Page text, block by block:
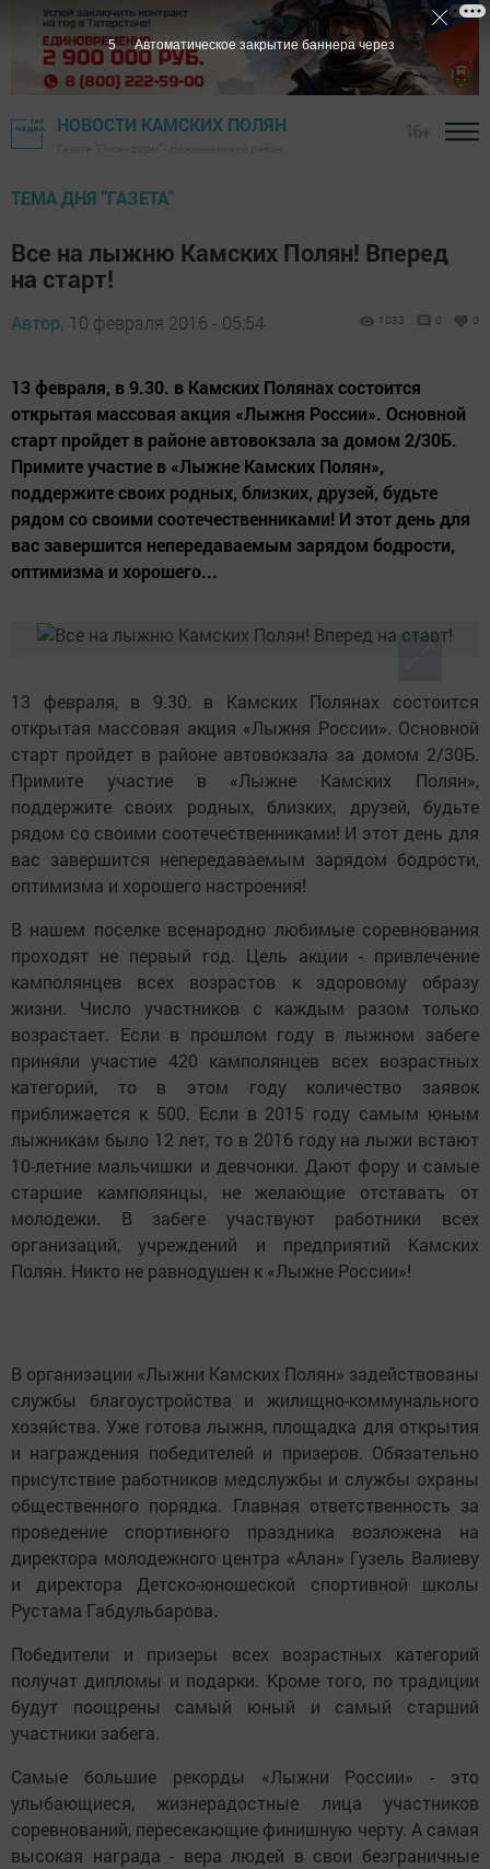
НОВОСТИ КАМСКИХ ПОЛЯН
ТЕМА ДНЯ "ГАЗЕТА"
Все на лыжню Камских Полян! Вперед
на старт!
Автор, 10 февраля 2016 - 05:54 1033 0 0
13 февраля, в 9.30. в Камских Полянах состоится
открытая массовая акция «Лыжня России». Основной
старт пройдет в районе автовокзала за домом 2/30Б.
Примите участие в «Лыжне Камских Полян»,
поддержите своих родных, близких, друзей, будьте
рядом со своими соотечественниками! И этот день для
вас завершится непередаваемым зарядом бодрости,
оптимизма и хорошего...
13 февраля, в 9.30. в Камских Полянах состоится
открытая массовая акция «Лыжня России». Основной
старт пройдет в районе автовокзала за домом 2/30Б.
Примите участие в «Лыжне Камских Полян»,
поддержите своих родных, близких, друзей, будьте
рядом со своими соотечественниками! И этот день для
вас завершится непередаваемым зарядом бодрости,
оптимизма и хорошего настроения!
В нашем поселке всенародно любимые соревнования
проходят не первый год. Цель акции - привлечение
камполянцев всех возрастов к здоровому образу
жизни. Число участников с каждым разом только
возрастает. Если в прошлом году в лыжном забеге
приняли участие 420 камполянцев всех возрастных
категорий, то в этом году количество заявок
приближается к 500. Если в 2015 году самым юным
лыжникам было 12 лет, то в 2016 году на лыжи встают
10-летние мальчишки и девчонки. Дают фору и самые
старшие камполянцы, не желающие отставать от
молодежи. В забеге участвуют работники всех
организаций, учреждений и предприятий Камских
Полян. Никто не равнодушен к «Лыжне России»!
В организации «Лыжни Камских Полян» задействованы
службы благоустройства и жилищно-коммунального
хозяйства. Уже готова лыжня, площадка для открытия
и награждения победителей и призеров. Обязательно
присутствие работников медслужбы и службы охраны
общественного порядка. Главная ответственность за
проведение спортивного праздника возложена на
директора молодежного центра «Алан» Гузель Валиеву
и директора Детско-юношеской спортивной школы
Рустама Габдульбарова.
Победители и призеры всех возрастных категорий
получат дипломы и подарки. Кроме того, по традиции
будут поощрены самый юный и самый старший
участники забега.
Самые большие рекорды «Лыжни России» - это
улыбающиеся, жизнерадостные лица участников
соревнований, пересекающие финишную черту. А самая
высокая награда - вера людей в свои безграничные
5 Автоматическое закрытие баннера через